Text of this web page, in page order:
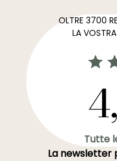
OLTRE 3700
LA
Tutte
La newsletter